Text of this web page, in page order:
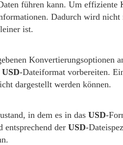
führen kann. Um effiziente
Dadurch wird nicht
ist.
Konvertierungsoptionen
USD-Dateiformat vorbereiten.
dargestellt werden können.
in dem es in das USD-
entsprechend der USD-